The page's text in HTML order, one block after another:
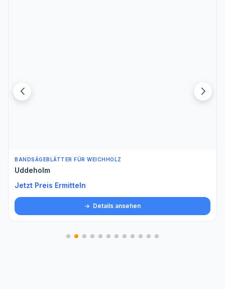
BANDSÄGEBLÄTTER FÜR WEICHHOLZ
Uddeholm
Jetzt Preis Ermitteln
Details ansehen